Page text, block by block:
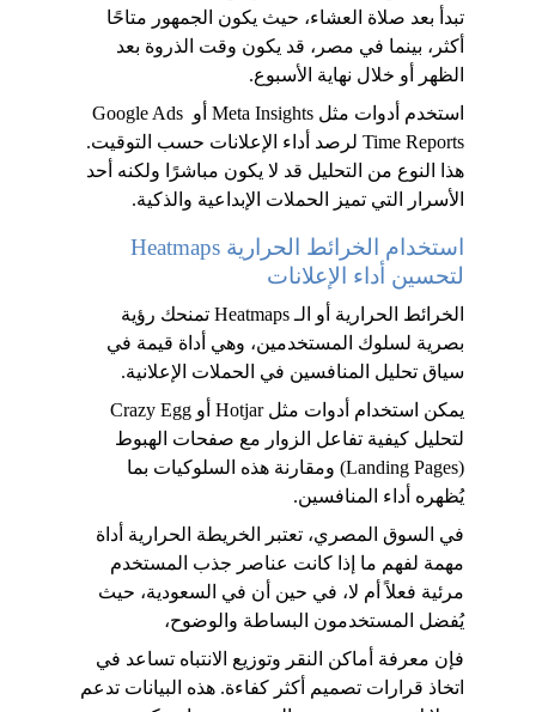
تبدأ بعد صلاة العشاء، حيث يكون الجمهور متاحًا
أكثر، بينما في مصر، قد يكون وقت الذروة بعد
الظهر أو خلال نهاية الأسبوع.
استخدم أدوات مثل Meta Insights أو Google Ads
Time Reports لرصد أداء الإعلانات حسب التوقيت.
هذا النوع من التحليل قد لا يكون مباشرًا ولكنه أحد
الأسرار التي تميز الحملات الإبداعية والذكية.
لتحسين أداء الإعلانات
الخرائط الحرارية أو الـ Heatmaps تمنحك رؤية
بصرية لسلوك المستخدمين، وهي أداة قيمة في
سياق تحليل المنافسين في الحملات الإعلانية.
لتحليل كيفية تفاعل الزوار مع صفحات الهبوط
(Landing Pages) ومقارنة هذه السلوكيات بما
يُظهره أداء المنافسين.
في السوق المصري، تعتبر الخريطة الحرارية أداة
مهمة لفهم ما إذا كانت عناصر جذب المستخدم
مرئية فعلاً أم لا، في حين أن في السعودية، حيث
يُفضل المستخدمون البساطة والوضوح،
فإن معرفة أماكن النقر وتوزيع الانتباه تساعد في
اتخاذ قرارات تصميم أكثر كفاءة. هذه البيانات تدعم